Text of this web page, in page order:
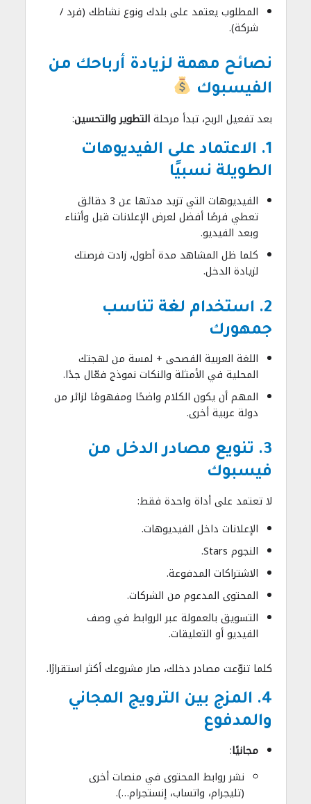
المطلوب يعتمد على بلدك ونوع نشاطك (فرد /
شركة).
نصائح مهمة لزيادة أرباحك من
الفيسبوك
بعد تفعيل الربح، تبدأ مرحلةالتطوير والتحسين:
1. الاعتماد على الفيديوهات
الطويلة نسبيًا
الفيديوهات التي تزيد مدتها عن 3 دقائق
تعطي فرصًا أفضل لعرض الإعلانات قبل وأثناء
وبعد الفيديو.
كلما ظل المشاهد مدة أطول، زادت فرصتك
لزيادة الدخل.
2. استخدام لغة تناسب
جمهورك
اللغة العربية الفصحى + لمسة من لهجتك
المحلية في الأمثلة والنكات نموذج فعّال جدًا.
المهم أن يكون الكلام واضحًا ومفهومًا لزائر من
دولة عربية أخرى.
3. تنويع مصادر الدخل من
فيسبوك
لا تعتمد على أداة واحدة فقط:
الإعلانات داخل الفيديوهات.
النجوم Stars.
الاشتراكات المدفوعة.
المحتوى المدعوم من الشركات.
التسويق بالعمولة عبر الروابط في وصف
الفيديو أو التعليقات.
كلما تنوّعت مصادر دخلك، صار مشروعك أكثر استقرارًا.
4. المزج بين الترويج المجاني
والمدفوع
مجانيًا:
نشر روابط المحتوى في منصات أخرى
(تليجرام، واتساب، إنستجرام…).